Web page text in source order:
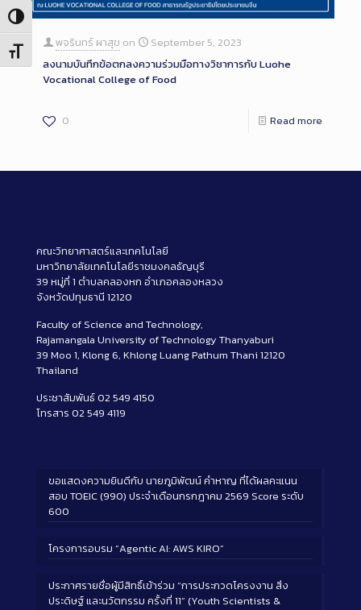
Toggle High Contrast
Toggle Font size
พจรินทร์ ผาสุข on
September 5, 2023
ลงนามบันทึกข้อตกลงความร่วมมือทางวิชาการกับ Luohe
Vocational College of Food
0 Read more
คณะวิทยาศาสตร์และเทคโนโลยี
มหาวิทยาลัยเทคโนโลยีราชมงคลธัญบุรี
39 หมู่ที่ 1 ตำบลคลองหก อำเภอคลองหลวง
จังหวัดปทุมธานี 12120
Faculty of Science and Technology,
Rajamangala University of Technology Thanyaburi
39 Moo 1, Klong 6, Khlong Luang Pathum Thani 12120
Thailand
ประชาสัมพันธ์ 02 549 4150
โทรสาร 02 549 4119
ขอแสดงความยินดีกับ นายภูมิพัฒน์ คำหาญ ที่ได้ผลคะแนน
สอบ TOEIC (990) ประจำเดือนกรกฎาคม 2569 Score ระดับ
600
โครงการอบรม “Agentic AI: AWS KIRO”
ประกาศรายชื่อผู้มีสิทธิ์เข้าร่วม “การประกวดโครงงาน สิ่ง
ประดิษฐ์ และนวัตกรรม ครั้งที่ 11” (Youth Scientists &